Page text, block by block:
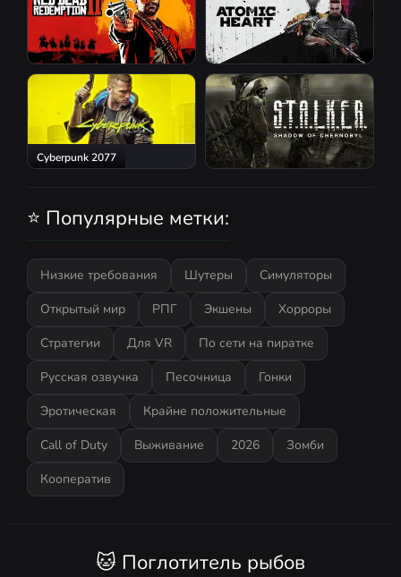
Red Dead Redemption 2 Atomic Heart
Cyberpunk 2077
⭐ Популярные метки:
Низкие требования Шутеры
Симуляторы
Открытый мир
РПГ Экшены
Хорроры
Стратегии
Для VR
По сети на пиратке
Русская озвучка
Песочница
Гонки
Эротическая
Крайне положительные
Call of Duty
Выживание 2026
Зомби
Кооператив
🐱 Поглотитель рыбов